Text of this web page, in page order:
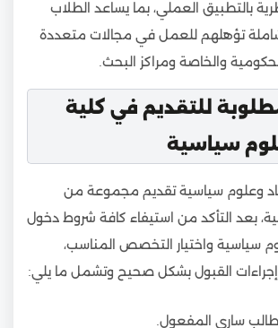
بالتطبيق العملي، بما يساعد الطلاب
تؤهلهم للعمل في مجالات متعددة
والخاصة ومراكز البحث.
للتقديم في كلية
سياسية
وعلوم سياسية تقديم مجموعة من
بعد التأكد من استيفاء كافة شروط دخول
سياسية واختيار التخصص المناسب،
القبول بشكل صحيح وتشمل ما يلي:
ساري المفعول.